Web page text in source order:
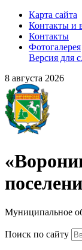
Карта сайта
Контакты и
Контакты
Фотогалерея
Версия для
8 августа 2026
Муниципальное
Поиск по сайту